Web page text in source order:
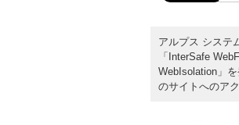
アルプス システ
「InterSafe
WebIsolation」
のサイトへのア